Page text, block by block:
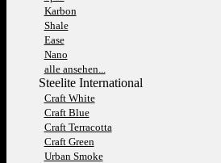
Karbon
Shale
Ease
Nano
alle ansehen...
Steelite International
Craft White
Craft Blue
Craft Terracotta
Craft Green
Urban Smoke